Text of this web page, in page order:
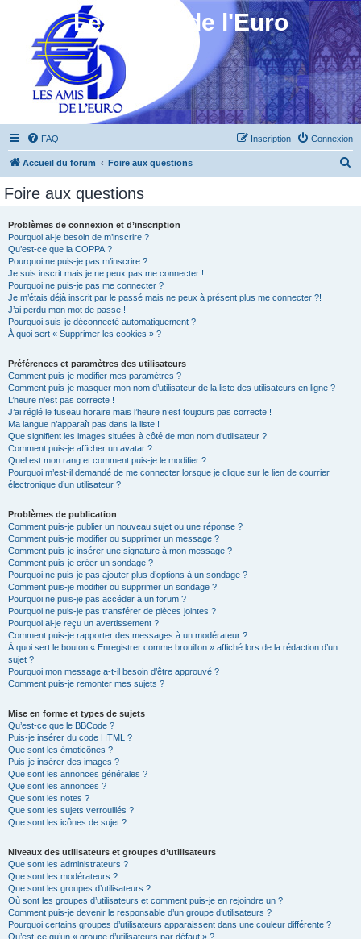
Les Amis de l'Euro
FAQ Connexion
Inscription
Accueil du forum Foire aux questions
Foire aux questions
Problèmes de connexion et d’inscription
Pourquoi ai-je besoin de m’inscrire ?
Qu’est-ce que la COPPA ?
Pourquoi ne puis-je pas m’inscrire ?
Je suis inscrit mais je ne peux pas me connecter !
Pourquoi ne puis-je pas me connecter ?
Je m’étais déjà inscrit par le passé mais ne peux à présent plus me connecter ?!
J’ai perdu mon mot de passe !
Pourquoi suis-je déconnecté automatiquement ?
À quoi sert « Supprimer les cookies » ?
Préférences et paramètres des utilisateurs
Comment puis-je modifier mes paramètres ?
Comment puis-je masquer mon nom d’utilisateur de la liste des utilisateurs en ligne ?
L’heure n’est pas correcte !
J’ai réglé le fuseau horaire mais l’heure n’est toujours pas correcte !
Ma langue n’apparaît pas dans la liste !
Que signifient les images situées à côté de mon nom d’utilisateur ?
Comment puis-je afficher un avatar ?
Quel est mon rang et comment puis-je le modifier ?
Pourquoi m’est-il demandé de me connecter lorsque je clique sur le lien de courrier
électronique d’un utilisateur ?
Problèmes de publication
Comment puis-je publier un nouveau sujet ou une réponse ?
Comment puis-je modifier ou supprimer un message ?
Comment puis-je insérer une signature à mon message ?
Comment puis-je créer un sondage ?
Pourquoi ne puis-je pas ajouter plus d’options à un sondage ?
Comment puis-je modifier ou supprimer un sondage ?
Pourquoi ne puis-je pas accéder à un forum ?
Pourquoi ne puis-je pas transférer de pièces jointes ?
Pourquoi ai-je reçu un avertissement ?
Comment puis-je rapporter des messages à un modérateur ?
À quoi sert le bouton « Enregistrer comme brouillon » affiché lors de la rédaction d’un
sujet ?
Pourquoi mon message a-t-il besoin d’être approuvé ?
Comment puis-je remonter mes sujets ?
Mise en forme et types de sujets
Qu’est-ce que le BBCode ?
Puis-je insérer du code HTML ?
Que sont les émoticônes ?
Puis-je insérer des images ?
Que sont les annonces générales ?
Que sont les annonces ?
Que sont les notes ?
Que sont les sujets verrouillés ?
Que sont les icônes de sujet ?
Niveaux des utilisateurs et groupes d’utilisateurs
Que sont les administrateurs ?
Que sont les modérateurs ?
Que sont les groupes d’utilisateurs ?
Où sont les groupes d’utilisateurs et comment puis-je en rejoindre un ?
Comment puis-je devenir le responsable d’un groupe d’utilisateurs ?
Pourquoi certains groupes d’utilisateurs apparaissent dans une couleur différente ?
Qu’est-ce qu’un « groupe d’utilisateurs par défaut » ?